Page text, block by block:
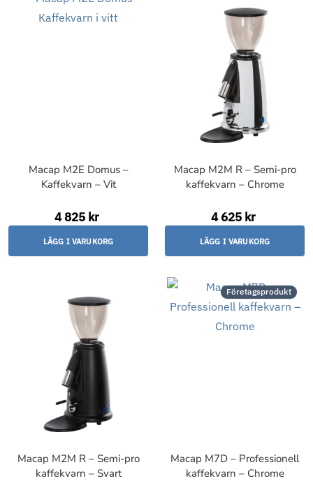
Macap M2E Domus –
Kaffekvarn – Vit
4 825 kr
LÄGG I VARUKORG
Macap M2M R – Semi-pro
kaffekvarn – Chrome
4 625 kr
LÄGG I VARUKORG
Macap M2M R – Semi-pro
kaffekvarn – Svart
Företagsprodukt
Macap M7D – Professionell
kaffekvarn – Chrome